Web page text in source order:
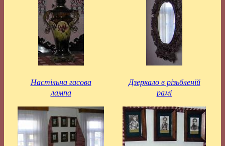
Настільна гасова
лампа
Дзеркало в різьбленій
рамі